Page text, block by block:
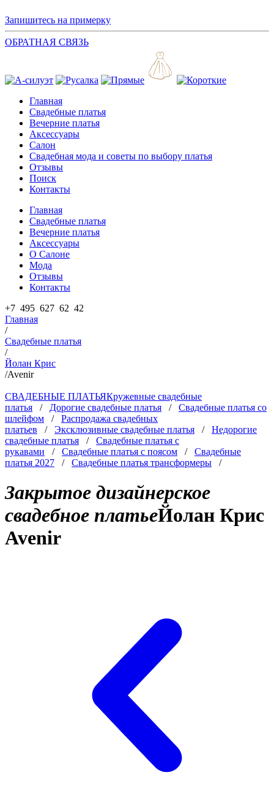
Запишитесь на примерку
ОБРАТНАЯ СВЯЗЬ
Главная
Свадебные платья
Вечерние платья
Аксессуары
Салон
Свадебная мода и советы по выбору платья
Отзывы
Поиск
Контакты
Главная
Свадебные платья
Вечерние платья
Аксессуары
О Салоне
Мода
Отзывы
Контакты
+7 495 627 62 42
Главная
/
Свадебные платья
/
Йолан Крис
/Avenir
СВАДЕБНЫЕ ПЛАТЬЯКружевные свадебные
платья / Дорогие свадебные платья / Свадебные платья со
шлейфом / Распродажа свадебных
платьев / Эксклюзивные свадебные платья / Недорогие
свадебные платья / Свадебные платья с
рукавами / Свадебные платья с поясом / Свадебные
платья 2027 / Свадебные платья трансформеры /
Закрытое дизайнерское
свадебное платьеЙолан Крис
Avenir